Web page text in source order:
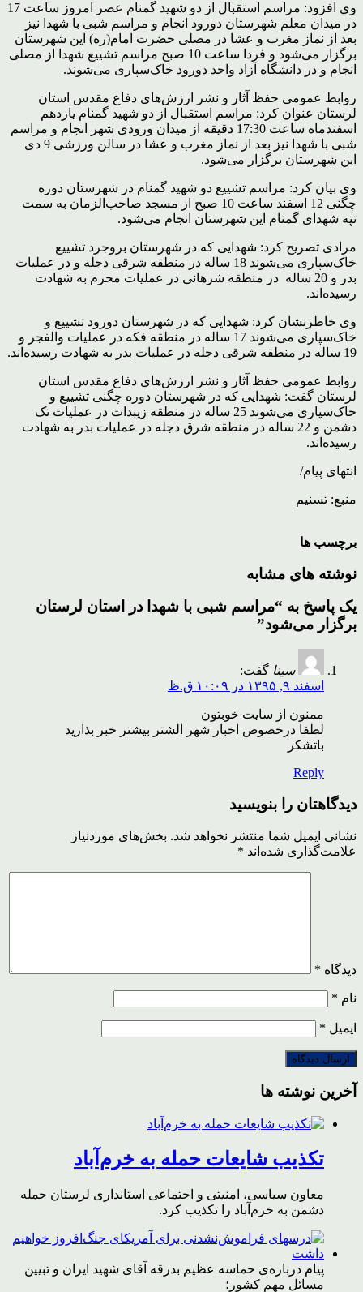
وی افزود: مراسم استقبال از دو شهید گمنام عصر امروز ساعت 17
در میدان معلم شهرستان دورود انجام و مراسم شبی با شهدا نیز
بعد از نماز مغرب و عشا در مصلی حضرت امام(ره) این شهرستان
برگزار می‌شود و فردا ساعت 10 صبح مراسم تشییع شهدا از مصلی
انجام و در دانشگاه آزاد واحد دورود خاک‌سپاری می‌شوند.
روابط عمومی حفظ آثار و نشر ارزش‌های دفاع مقدس استان
لرستان عنوان کرد: مراسم استقبال از دو شهید گمنام یازدهم
اسفندماه ساعت 17:30 دقیقه از میدان ورودی شهر انجام و مراسم
شبی با شهدا نیز بعد از نماز مغرب و عشا در سالن ورزشی 9 دی
این شهرستان برگزار می‌شود.
وی بیان کرد: مراسم تشییع دو شهید گمنام در شهرستان دوره
چگنی 12 اسفند ساعت 10 صبح از مسجد صاحب‌الزمان به سمت
تپه شهدای گمنام این شهرستان انجام می‌شود.
مرادی تصریح کرد: شهدایی که در شهرستان بروجرد تشییع
خاک‌سپاری می‌شوند 18 ساله در منطقه شرقی دجله و در عملیات
بدر و 20 ساله در منطقه شرهانی در عملیات محرم به شهادت
رسیده‌اند.
وی خاطرنشان کرد: شهدایی که در شهرستان دورود تشییع و
خاک‌سپاری می‌شوند 17 ساله در منطقه فکه در عملیات والفجر و
19 ساله در منطقه شرقی دجله در عملیات بدر به شهادت رسیده‌اند.
روابط عمومی حفظ آثار و نشر ارزش‌های دفاع مقدس استان
لرستان گفت: شهدایی که در شهرستان دوره چگنی تشییع و
خاک‌سپاری می‌شوند 25 ساله در منطقه زیبدات در عملیات تک
دشمن و 22 ساله در منطقه شرق دجله در عملیات بدر به شهادت
رسیده‌اند.
انتهای پیام/
منبع: تسنیم
برچسب ها
نوشته های مشابه
یک پاسخ به “مراسم شبی با شهدا در استان لرستان
برگزار می‌شود”
سینا گفت:
اسفند ۹, ۱۳۹۵ در ۱۰:۰۹ ق.ظ
ممنون از سایت خوبتون
لطفا درخصوص اخبار شهر الشتر بیشتر خبر بذارید
باتشکر
Reply
دیدگاهتان را بنویسید
نشانی ایمیل شما منتشر نخواهد شد. بخش‌های موردنیاز
علامت‌گذاری شده‌اند *
دیدگاه *
نام *
ایمیل *
آخرین نوشته ها
تکذیب شایعات حمله به خرم‌آباد
معاون سیاسی، امنیتی و اجتماعی استانداری لرستان حمله
دشمن به خرم‌آباد را تکذیب کرد.
پیام درباره‌ی حماسه عظیم بدرقه آقای شهید ایران و تبیین
مسائل مهم کشور؛